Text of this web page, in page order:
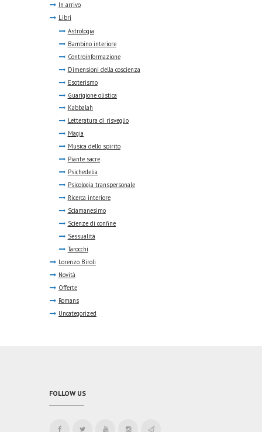
In arrivo
Libri
Astrologia
Bambino interiore
Controinformazione
Dimensioni della coscienza
Esoterismo
Guarigione olistica
Kabbalah
Letteratura di risveglio
Magia
Musica dello spirito
Piante sacre
Psichedelia
Psicologia transpersonale
Ricerca interiore
Sciamanesimo
Scienze di confine
Sessualità
Tarocchi
Lorenzo Biroli
Novità
Offerte
Romans
Uncategorized
FOLLOW US